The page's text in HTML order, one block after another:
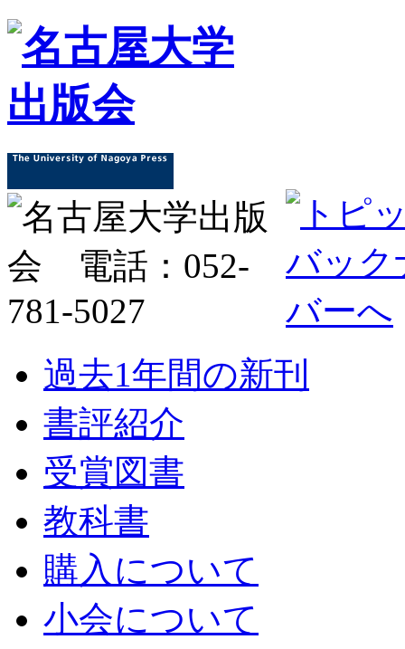
過去1年間の新刊
書評紹介
受賞図書
教科書
購入について
小会について